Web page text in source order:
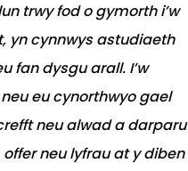
trwy fod o gymorth i’w
yn cynnwys astudiaeth
fan dysgu arall. I’w
eu cynorthwyo gael
neu alwad a darparu
neu lyfrau at y diben